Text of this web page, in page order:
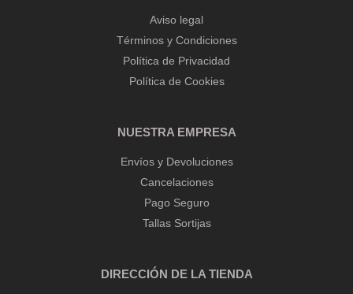
Aviso legal
Términos y Condiciones
Política de Privacidad
Política de Cookies
NUESTRA EMPRESA
Envíos y Devoluciones
Cancelaciones
Pago Seguro
Tallas Sortijas
DIRECCIÓN DE LA TIENDA